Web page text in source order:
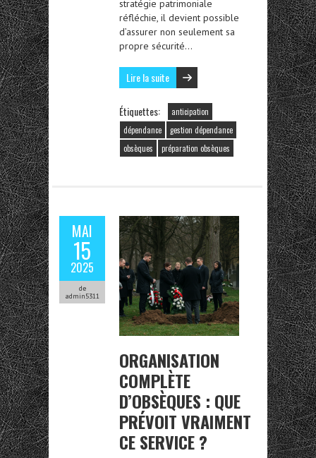
stratégie patrimoniale
réfléchie, il devient possible
d’assurer non seulement sa
propre sécurité…
Lire la suite
Étiquettes:
anticipation
dépendance
gestion dépendance
obsèques
préparation obsèques
MAI
15
2025
de
admin5311
ORGANISATION
COMPLÈTE
D’OBSÈQUES : QUE
PRÉVOIT VRAIMENT
CE SERVICE ?